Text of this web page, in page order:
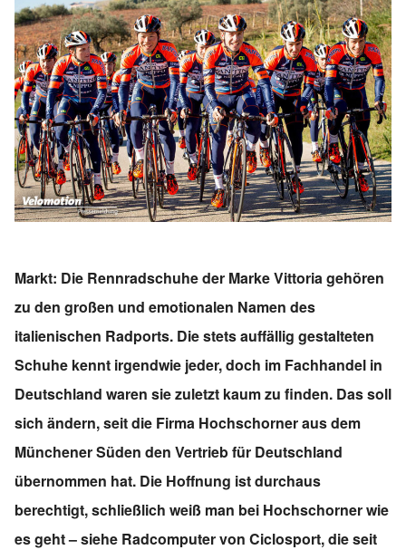
Markt: Die Rennradschuhe der Marke Vittoria gehören
zu den großen und emotionalen Namen des
italienischen Radports. Die stets auffällig gestalteten
Schuhe kennt irgendwie jeder, doch im Fachhandel in
Deutschland waren sie zuletzt kaum zu finden. Das soll
sich ändern, seit die Firma Hochschorner aus dem
Münchener Süden den Vertrieb für Deutschland
übernommen hat. Die Hoffnung ist durchaus
berechtigt, schließlich weiß man bei Hochschorner wie
es geht – siehe Radcomputer von Ciclosport, die seit